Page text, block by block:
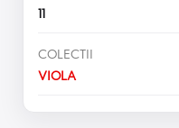
11
COLECTII
VIOLA